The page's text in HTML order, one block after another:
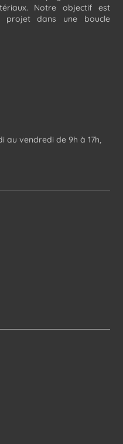
Notre objectif est
projet dans une boucle
au vendredi de 9h à 17h,